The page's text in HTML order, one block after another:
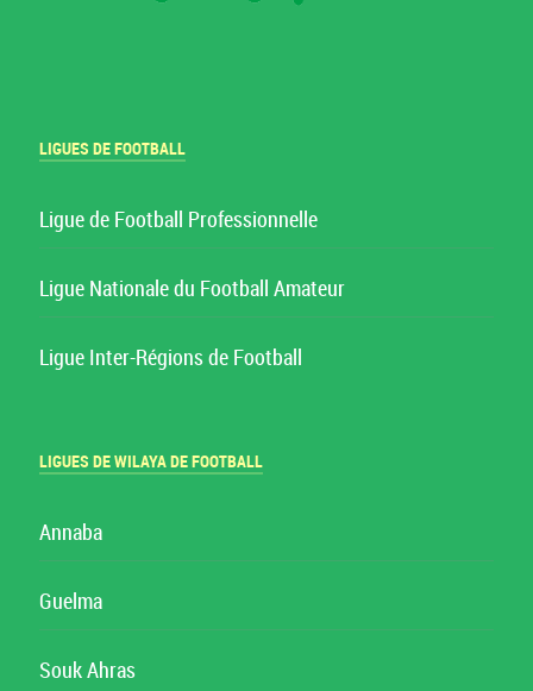
LIGUES DE FOOTBALL
Ligue de Football Professionnelle
Ligue Nationale du Football Amateur
Ligue Inter-Régions de Football
LIGUES DE WILAYA DE FOOTBALL
Annaba
Guelma
Souk Ahras